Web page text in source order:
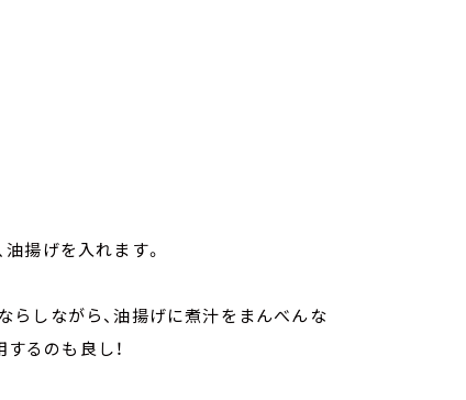
油揚げを入れます。
らしながら、油揚げに煮汁をまんべんな
るのも良し！